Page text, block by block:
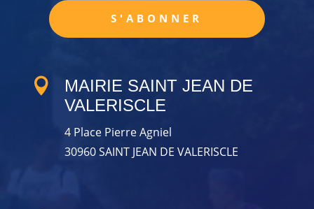
S'ABONNER

MAIRIE SAINT JEAN DE
VALERISCLE
4 Place Pierre Agniel
30960 SAINT JEAN DE VALERISCLE